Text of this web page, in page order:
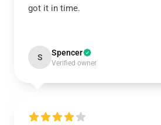
got it in time.
S Spencer
Verified owner